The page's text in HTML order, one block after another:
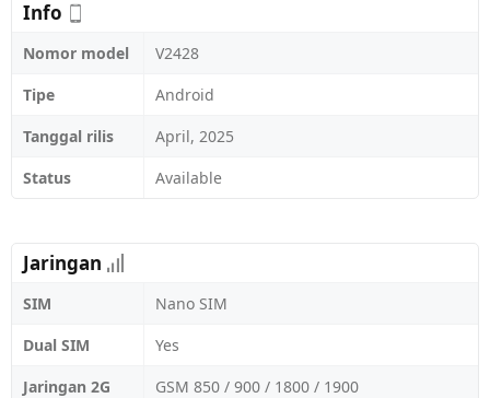
Info
Nomor model
V2428
Tipe
Android
Tanggal rilis
April, 2025
Status
Available
Jaringan
SIM
Nano SIM
Dual SIM
Yes
Jaringan 2G
GSM 850 / 900 / 1800 / 1900